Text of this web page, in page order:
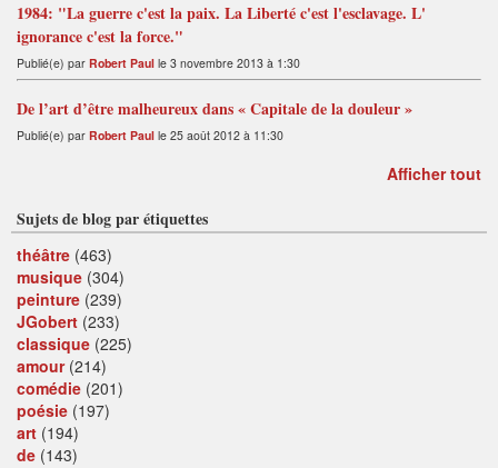
1984: "La guerre c'est la paix. La Liberté c'est l'esclavage. L'
ignorance c'est la force."
Publié(e) par Robert Paul le 3 novembre 2013 à 1:30
De l’art d’être malheureux dans « Capitale de la douleur »
Publié(e) par Robert Paul le 25 août 2012 à 11:30
Afficher tout
Sujets de blog par étiquettes
théâtre (463)
musique (304)
peinture (239)
JGobert (233)
classique (225)
amour(214)
comédie (201)
poésie (197)
art (194)
de (143)